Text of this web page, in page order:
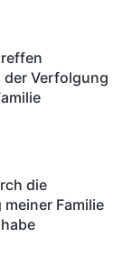
Verfolgung
die
Familie